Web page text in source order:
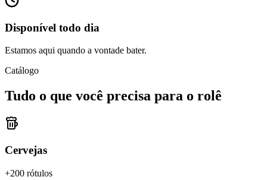
Disponível todo dia
Estamos aqui quando a vontade bater.
Catálogo
Tudo o que você precisa para o rolê
Cervejas
+200 rótulos